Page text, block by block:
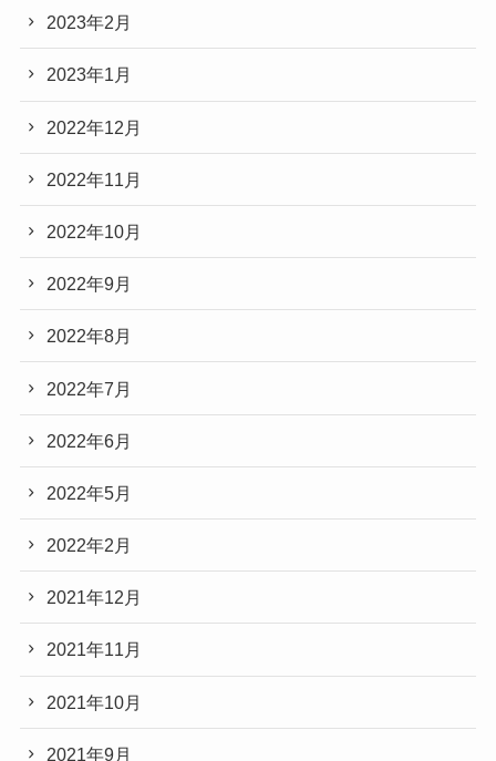
2023年2月
2023年1月
2022年12月
2022年11月
2022年10月
2022年9月
2022年8月
2022年7月
2022年6月
2022年5月
2022年2月
2021年12月
2021年11月
2021年10月
2021年9月